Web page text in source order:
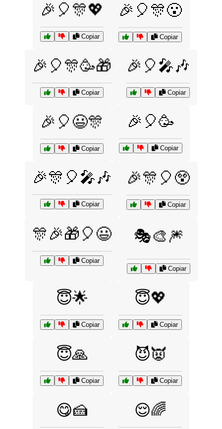
🎉🎈🎊💖
Copiar
🎉🎈🎊😮
Copiar
🎉🎈🎊🥳🎁
Copiar
🎉🎈🎤🎶
Copiar
🎉🎈😃🎊
Copiar
🎉🎈🥳
Copiar
🎉🎊🎈🎤🎶
Copiar
🎉🎊🎈😲
Copiar
🎊🎉🎁🎈😃
Copiar
🎭🎨🎆
Copiar
😇🌟
Copiar
😇💖
Copiar
😇🙏
Copiar
😈👿
Copiar
😋🍰 😌🌈